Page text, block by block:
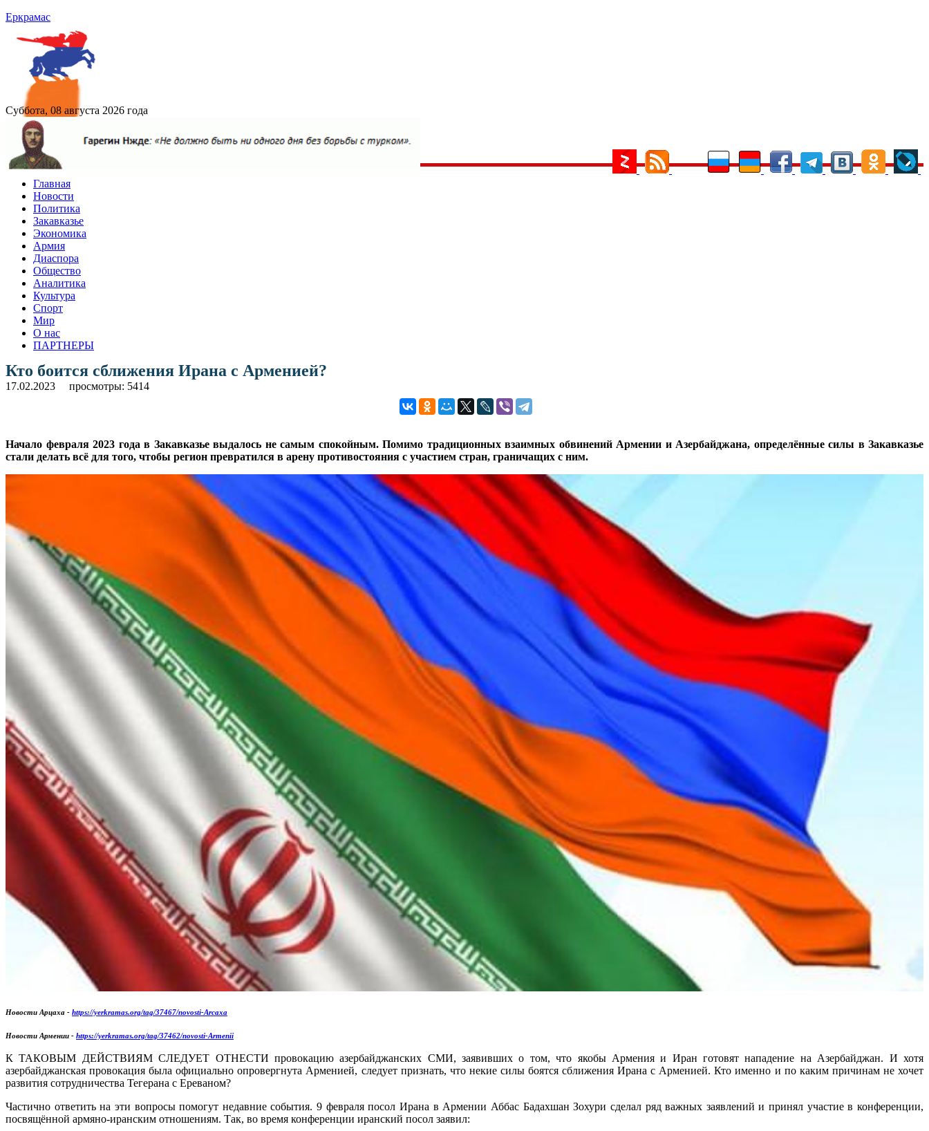
Еркрамас
Суббота, 08 августа 2026 года
Главная
Новости
Политика
Закавказье
Экономика
Армия
Диаспора
Общество
Аналитика
Культура
Спорт
Мир
О нас
ПАРТНЕРЫ
Кто боится сближения Ирана с Арменией?
17.02.2023 просмотры: 5414
Начало февраля 2023 года в Закавказье выдалось не самым спокойным. Помимо традиционных взаимных обвинений Армении и Азербайджана, определённые силы в Закавказье
стали делать всё для того, чтобы регион превратился в арену противостояния с участием стран, граничащих с ним.
Новости Арцаха - https://yerkramas.org/tag/37467/novosti-Arcaxa
Новости Армении - https://yerkramas.org/tag/37462/novosti-Armenii
К ТАКОВЫМ ДЕЙСТВИЯМ СЛЕДУЕТ ОТНЕСТИ провокацию азербайджанских СМИ, заявивших о том, что якобы Армения и Иран готовят нападение на Азербайджан. И хотя
азербайджанская провокация была официально опровергнута Арменией, следует признать, что некие силы боятся сближения Ирана с Арменией. Кто именно и по каким причинам не хочет
развития сотрудничества Тегерана с Ереваном?
Частично ответить на эти вопросы помогут недавние события. 9 февраля посол Ирана в Армении Аббас Бадахшан Зохури сделал ряд важных заявлений и принял участие в конференции,
посвящённой армяно-иранским отношениям. Так, во время конференции иранский посол заявил: